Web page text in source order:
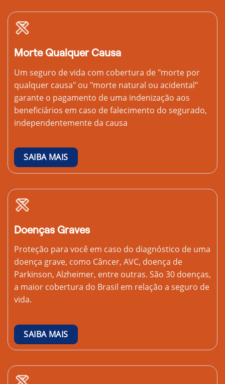
Morte Qualquer Causa
Um seguro de vida com cobertura de "morte por
qualquer causa" ou "morte natural ou acidental"
garante o pagamento de uma indenização aos
beneficiários em caso de falecimento do segurado,
independentemente da causa
SAIBA MAIS
Doenças Graves
Proteção para você em caso do diagnóstico de uma
doença grave, como Câncer, AVC, doença de
Parkinson, Alzheimer, entre outras. São 30 doenças,
a maior cobertura do Brasil em relação a seguro de
vida.
SAIBA MAIS